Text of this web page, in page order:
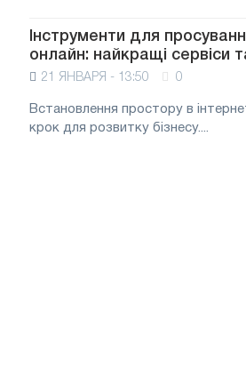
Інструменти для
онлайн: найкращі сервіси
21 ЯНВАРЯ - 13:50 0
Встановлення простору в
крок для розвитку бізнесу....